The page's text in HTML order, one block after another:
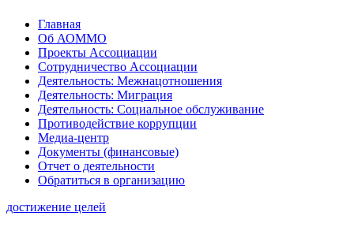
Главная
Об АОММО
Проекты Ассоциации
Сотрудничество Ассоциации
Деятельность: Межнацотношения
Деятельность: Миграция
Деятельность: Социальное обслуживание
Противодействие коррупции
Медиа-центр
Документы (финансовые)
Отчет о деятельности
Обратиться в организацию
достижение целей